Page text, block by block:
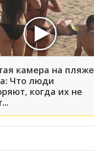
камера на пляже
Что люди
когда их не